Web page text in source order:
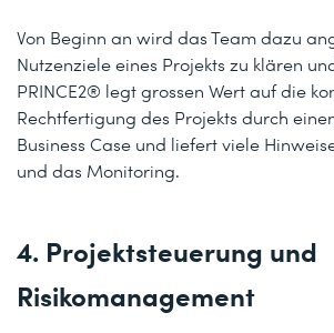
Von Beginn an wird das Team dazu
Nutzenziele eines Projekts zu klären
PRINCE2® legt grossen Wert auf die
Rechtfertigung des Projekts durch
Business Case und liefert viele
und das Monitoring.
4. Projektsteuerung und
Risikomanagement